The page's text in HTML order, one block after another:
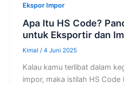
Ekspor Impor
Apa Itu HS Code?
untuk Eksportir dan
Kimal/4 Juni 2025
Kalau kamu terlibat dalam
impor, maka istilah HS